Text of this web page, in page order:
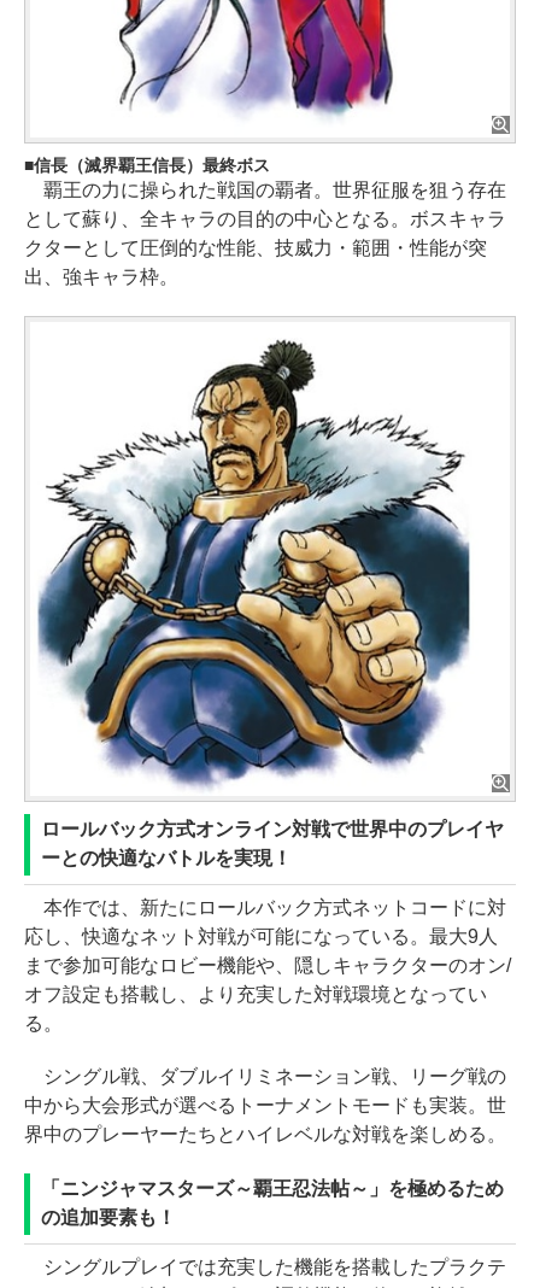
信長（滅界覇王信長）最終ボス
覇王の力に操られた戦国の覇者。世界征服を狙う存在
として蘇り、全キャラの目的の中心となる。ボスキャラ
クターとして圧倒的な性能、技威力・範囲・性能が突
出、強キャラ枠。
ロールバック方式オンライン対戦で世界中のプレイヤ
ーとの快適なバトルを実現！
本作では、新たにロールバック方式ネットコードに対
応し、快適なネット対戦が可能になっている。最大9人
まで参加可能なロビー機能や、隠しキャラクターのオン/
オフ設定も搭載し、より充実した対戦環境となってい
る。
シングル戦、ダブルイリミネーション戦、リーグ戦の
中から大会形式が選べるトーナメントモードも実装。世
界中のプレーヤーたちとハイレベルな対戦を楽しめる。
「ニンジャマスターズ～覇王忍法帖～」を極めるため
の追加要素も！
シングルプレイでは充実した機能を搭載したプラクテ